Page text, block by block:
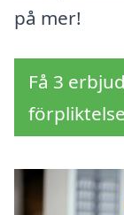
på mer!
Få 3